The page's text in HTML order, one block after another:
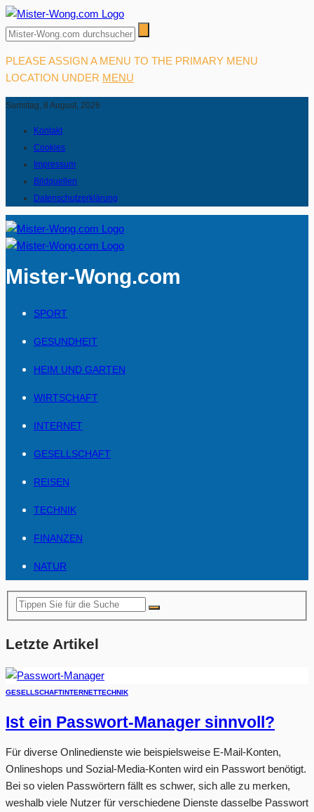
PLEASE ASSIGN A MENU TO THE PRIMARY MENU
LOCATION UNDER MENU
Samstag, 8 August, 2026
Kontakt
Cookies
Impressum
Bildquellen
Datenschutzerklärung
Mister-Wong.com
SPORT
GESUNDHEIT
HEIM UND GARTEN
WIRTSCHAFT
INTERNET
GESELLSCHAFT
REISEN
TECHNIK
FINANZEN
NATUR
Letzte Artikel
GESELLSCHAFTINTERNETTECHNIK
Ist ein Passwort-Manager sinnvoll?
Für diverse Onlinedienste wie beispielsweise E-Mail-Konten,
Onlineshops und Sozial-Media-Konten wird ein Passwort benötigt.
Bei so vielen Passwörtern fällt es schwer, sich alle zu merken,
weshalb viele Nutzer für verschiedene Dienste dasselbe Passwort